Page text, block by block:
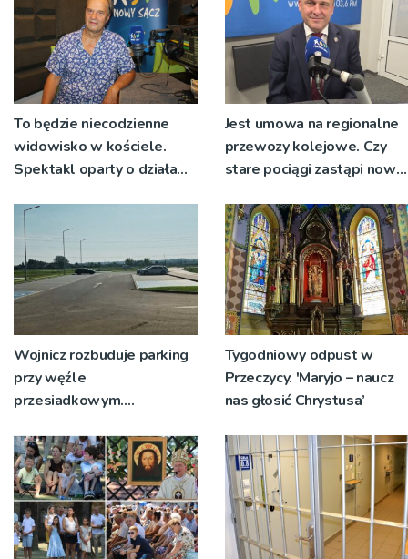
To będzie niecodzienne
widowisko w kościele.
Spektakl oparty o działa
Jest umowa na regionalne
przewozy kolejowe. Czy
stare pociągi zastąpi nowy
Wojnicz rozbuduje parking
przy węźle
przesiadkowym.
miejsc
Tygodniowy odpust w
Przeczycy. 'Maryjo – naucz
nas głosić Chrystusa’